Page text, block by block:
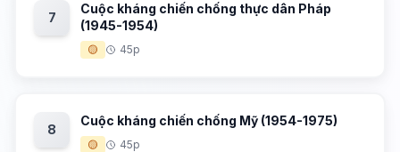
7
Cuộc kháng chiến chống thực dân Pháp
(1945-1954)
🟡 45p
8
Cuộc kháng chiến chống Mỹ (1954-1975)
🟡 45p